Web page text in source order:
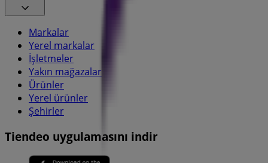
Markalar
Yerel markalar
İşletmeler
Yakın mağazalar
Ürünler
Yerel ürünler
Şehirler
Tiendeo uygulamasını indir